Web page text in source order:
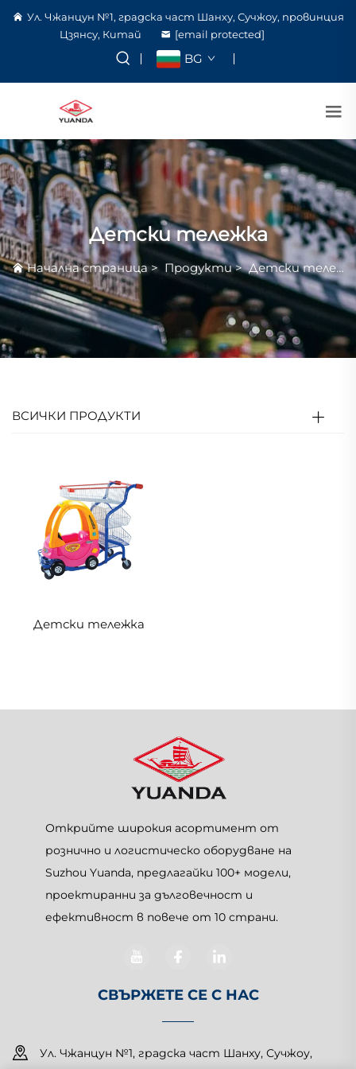
Ул. Чжанцун №1, градска част Шанху, Сучжоу, провинция
Цзянсу, Китай
[email protected]
BG
Детски тележка
Начална страница> Продукти>Детски тележка
ВСИЧКИ ПРОДУКТИ
Детски тележка
Открийте широкия асортимент от
рознично и логистическо оборудване на
Suzhou Yuanda, предлагайки 100+ модели,
проектиранни за дълговечност и
ефективност в повече от 10 страни.
СВЪРЖЕТЕ СЕ С НАС
Ул. Чжанцун №1, градска част Шанху, Сучжоу,